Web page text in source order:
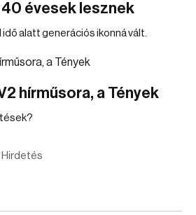
40 évesek lesznek
alatt generációs ikonná vált.
hírműsora, a Tények
Hirdetés